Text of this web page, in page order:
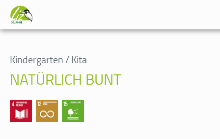
Kindergarten / Kita
NATÜRLICH BUNT